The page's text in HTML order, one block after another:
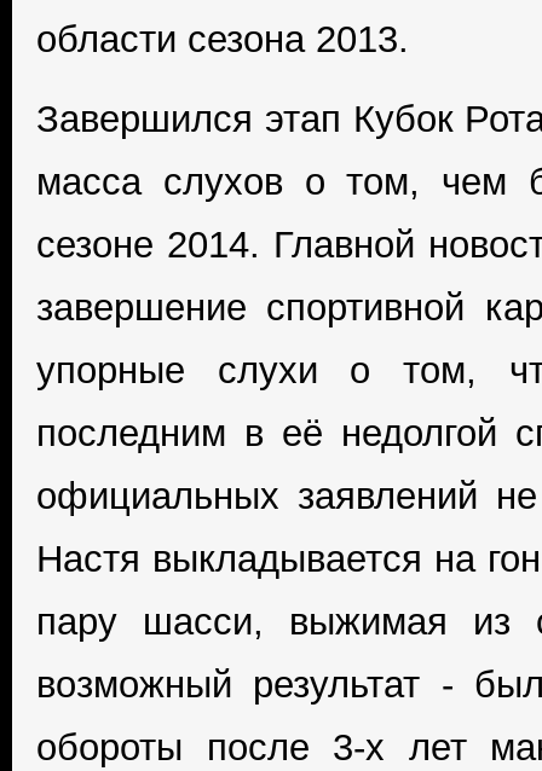
области сезона 2013.
Завершился этап Кубок
масса слухов о том, чем
сезоне 2014. Главной
завершение спортивной
упорные слухи о том,
последним в её недолгой
официальных заявлений
Настя выкладывается на
пару шасси, выжимая из
возможный результат -
обороты после 3-х лет